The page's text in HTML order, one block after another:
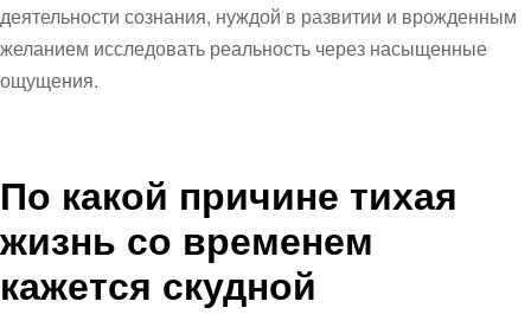
деятельности сознания, нуждой в развитии и врожденным
желанием исследовать реальность через насыщенные
ощущения.
По какой причине тихая
жизнь со временем
кажется скудной